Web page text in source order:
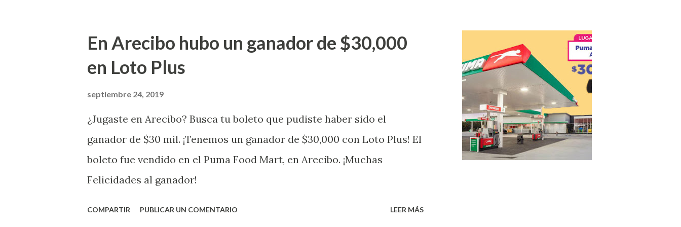
la farmacia Yarimar de la Urbanización Las Lomas en el Municipio de
San Juan ¡Enhorabuena que lo disfrute! ...
En Arecibo hubo un ganador de $30,000
en Loto Plus
septiembre 24, 2019
¿Jugaste en Arecibo? Busca tu boleto que pudiste haber sido el
ganador de $30 mil. ¡Tenemos un ganador de $30,000 con Loto Plus! El
boleto fue vendido en el Puma Food Mart, en Arecibo. ¡Muchas
Felicidades al ganador!
COMPARTIR PUBLICAR UN COMENTARIO LEER MÁS